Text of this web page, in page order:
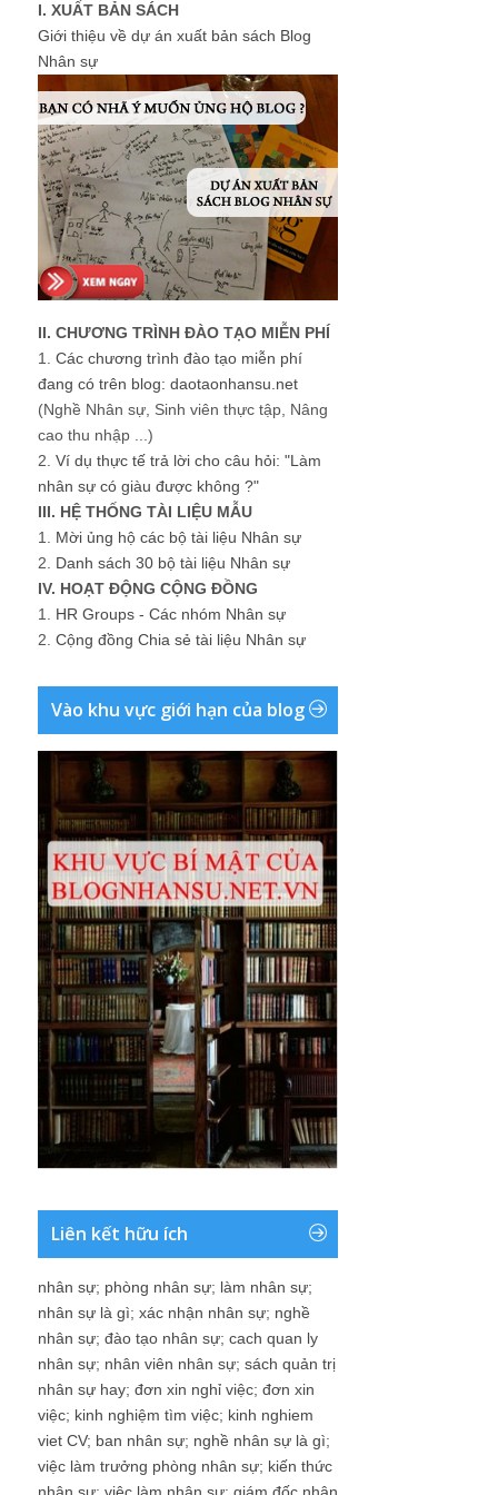
I. XUẤT BẢN SÁCH
Giới thiệu về dự án xuất bản sách Blog
Nhân sự
II. CHƯƠNG TRÌNH ĐÀO TẠO MIỄN PHÍ
1. Các chương trình đào tạo miễn phí
đang có trên blog: daotaonhansu.net
(Nghề Nhân sự, Sinh viên thực tập, Nâng
cao thu nhập ...)
2. Ví dụ thực tế trả lời cho câu hỏi: "Làm
nhân sự có giàu được không ?"
III. HỆ THỐNG TÀI LIỆU MẪU
1. Mời ủng hộ các bộ tài liệu Nhân sự
2. Danh sách 30 bộ tài liệu Nhân sự
IV. HOẠT ĐỘNG CỘNG ĐỒNG
1. HR Groups - Các nhóm Nhân sự
2. Cộng đồng Chia sẻ tài liệu Nhân sự
Vào khu vực giới hạn của blog
Liên kết hữu ích
nhân sự; phòng nhân sự; làm nhân sự;
nhân sự là gì; xác nhận nhân sự; nghề
nhân sự; đào tạo nhân sự; cach quan ly
nhân sự; nhân viên nhân sự; sách quản trị
nhân sự hay; đơn xin nghỉ việc; đơn xin
việc; kinh nghiệm tìm việc; kinh nghiem
viet CV; ban nhân sự; nghề nhân sự là gì;
việc làm trưởng phòng nhân sự; kiến thức